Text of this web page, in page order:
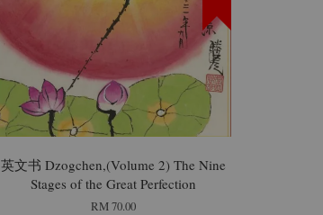
英文书 Dzogchen,(Volume 2) The Nine
Stages of the Great Perfection
RM 70.00